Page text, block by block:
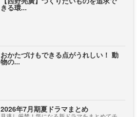
きる環...
おかたづけもできる点がうれしい！ 動
物の...
2026年7月期夏ドラマまとめ